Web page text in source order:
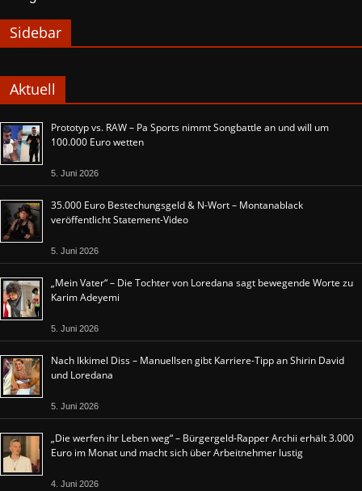
Sidebar
Aktuell
Prototyp vs. RAW – Pa Sports nimmt Songbattle an und will um
100.000 Euro wetten
5. Juni 2026
35.000 Euro Bestechungsgeld & N-Wort – Montanablack
veröffentlicht Statement-Video
5. Juni 2026
„Mein Vater“ – Die Tochter von Loredana sagt bewegende Worte zu
Karim Adeyemi
5. Juni 2026
Nach Ikkimel Diss – Manuellsen gibt Karriere-Tipp an Shirin David
und Loredana
5. Juni 2026
„Die werfen ihr Leben weg“ – Bürgergeld-Rapper Archii erhält 3.000
Euro im Monat und macht sich über Arbeitnehmer lustig
4. Juni 2026